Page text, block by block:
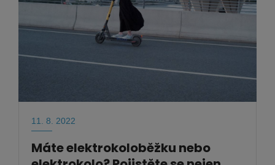
11. 8. 2022
Máte elektrokoloběžku nebo